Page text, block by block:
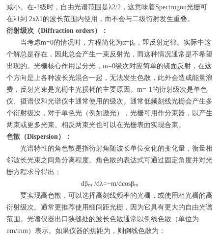
减小。在-1级时，自由光谱范围是λ2/2，这意味着Spectrogon光栅可
在λ1到 2xλ1的波长范围内使用，而不会与二级衍射发生重叠。
衍射级次（Diffraction orders）：
当考虑m=0的情况时，方程简化为α=β₀，即反射定律。实际中这
个解总是存在，因此总会产生一束反射光，而这种情况通常是不希望
出现的。光栅核心作用是分光，m=0级次对应简单的镜面反射，在这
个方向是上各种波长光混合一起，无法发生色散，此外会造成能量浪
费，反射光束是光栅中光损耗的主要原因。m=-1 的衍射级次是单色
仪、摄谱仪和光谱仪中通常使用的级次。通常低频刻线光栅会产生多
个衍射级次，对于单色光（例如激光），光栅可用作分束器，以产生
两束或更多光束。相反两束光也可以在光栅表面实现合束。
色散（Dispersion ）：
光谱特性的角色散是指衍射角随波长单位变化的变化量，衡量相
邻波长光束之间角分离程度。角色散的表达式可通过固定角度并对光
栅方程求导得出：
dβₘ /dλ=−m/dcosβₘ
要实现高色散，可以选择高刻线频率的光栅，或使用粗光栅的高
衍射级次。通常更推荐使用细间距光栅，因为它具有更大的自由光谱
范围。光谱仪器出口狭缝处的波长色散通常以倒线色散（单位为
nm/mm ）表示。如果仪器的焦距为，则倒线色散为：